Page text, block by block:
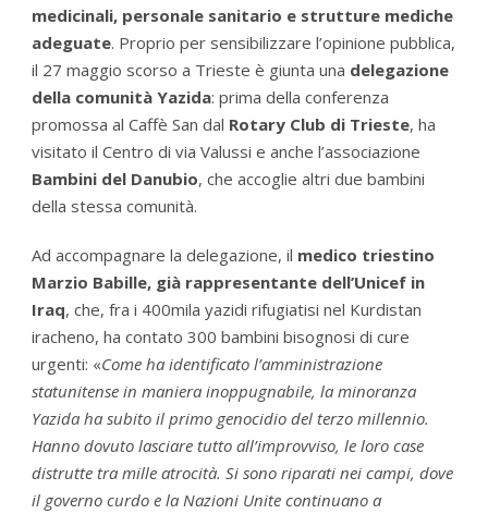
medicinali, personale sanitario e strutture mediche
adeguate. Proprio per sensibilizzare l’opinione pubblica,
il 27 maggio scorso a Trieste è giunta una delegazione
della comunità Yazida: prima della conferenza
promossa al Caffè San dal Rotary Club di Trieste, ha
visitato il Centro di via Valussi e anche l’associazione
Bambini del Danubio, che accoglie altri due bambini
della stessa comunità.
Ad accompagnare la delegazione, il medico triestino
Marzio Babille, già rappresentante dell’Unicef in
Iraq, che, fra i 400mila yazidi rifugiatisi nel Kurdistan
iracheno, ha contato 300 bambini bisognosi di cure
urgenti: «Come ha identificato l’amministrazione
statunitense in maniera inoppugnabile, la minoranza
Yazida ha subito il primo genocidio del terzo millennio.
Hanno dovuto lasciare tutto all’improvviso, le loro case
distrutte tra mille atrocità. Si sono riparati nei campi, dove
il governo curdo e la Nazioni Unite continuano a